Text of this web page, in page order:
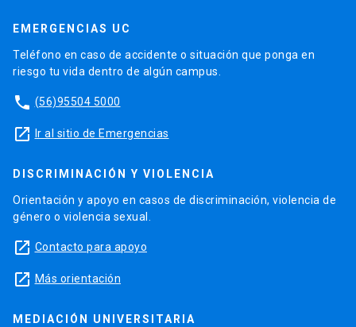
EMERGENCIAS UC
Teléfono en caso de accidente o situación que ponga en
riesgo tu vida dentro de algún campus.
phone (56)95504 5000
launch Ir al sitio de Emergencias
DISCRIMINACIÓN Y VIOLENCIA
Orientación y apoyo en casos de discriminación, violencia de
género o violencia sexual.
launch Contacto para apoyo
launch Más orientación
MEDIACIÓN UNIVERSITARIA